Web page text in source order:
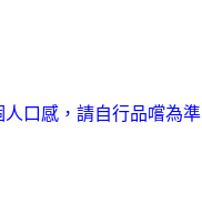
人口感，請自行品嚐為